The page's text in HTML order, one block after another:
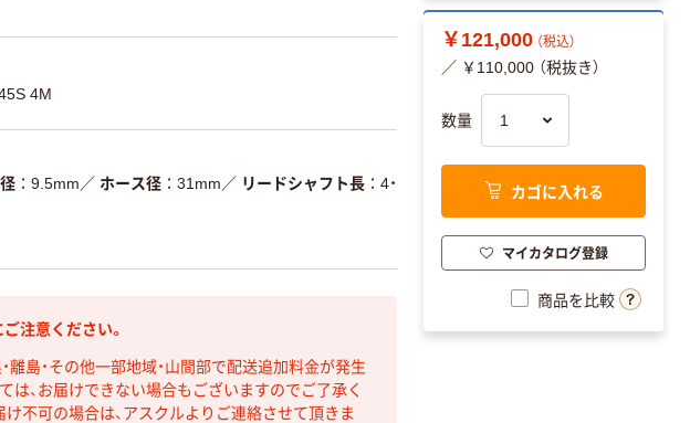
4M
9.5mm ／ ホース径 31mm ／ リードシャフト長
4・
注意ください。
離島・その他一部地域・山間部で配送追加料金が発生
は、お届けできない場合もございますのでご了承く
け不可の場合は、アスクルよりご連絡させて頂きま
￥121,000 （税込）
／ ￥110,000 （税抜き）
数量
カゴに入れる
マイカタログ登録
商品を比較